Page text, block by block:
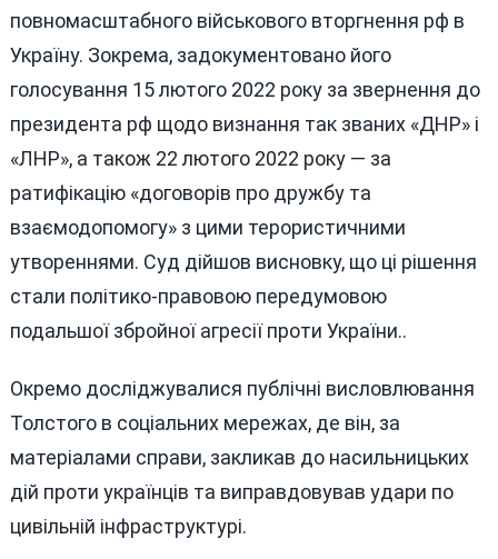
повномасштабного військового вторгнення рф в
Україну. Зокрема, задокументовано його
голосування 15 лютого 2022 року за звернення до
президента рф щодо визнання так званих «ДНР» і
«ЛНР», а також 22 лютого 2022 року — за
ратифікацію «договорів про дружбу та
взаємодопомогу» з цими терористичними
утвореннями. Суд дійшов висновку, що ці рішення
стали політико-правовою передумовою
подальшої збройної агресії проти України..
Окремо досліджувалися публічні висловлювання
Толстого в соціальних мережах, де він, за
матеріалами справи, закликав до насильницьких
дій проти українців та виправдовував удари по
цивільній інфраструктурі.